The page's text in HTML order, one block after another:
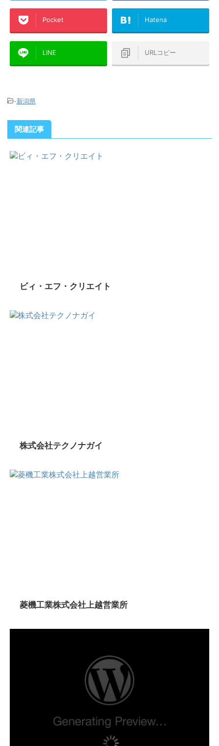
Pocket Hatena
LINE URLコピー
-新潟県
関連記事
ビィ・エフ・クリエイト
株式会社テクノナガイ
菱機工業株式会社上越営業所